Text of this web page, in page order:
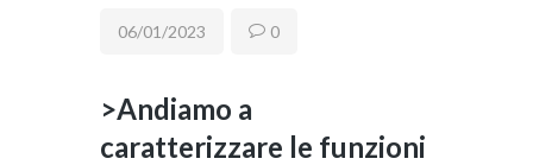
06/01/2023 0
>Andiamo a
caratterizzare le funzioni